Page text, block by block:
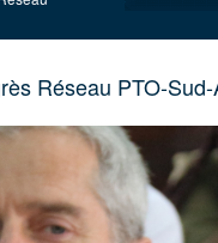
Réseau PTO-